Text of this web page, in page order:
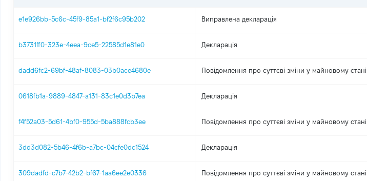
e1e926bb-5c6c-45f9-85a1-bf2f6c95b202 Виправлена декларація
b3731ff0-323e-4eea-9ce5-22585d1e81e0 Декларація
dadd6fc2-69bf-48af-8083-03b0ace4680e Повідомлення про суттєві зміни y майновому стані
0618fb1a-9889-4847-a131-83c1e0d3b7ea Декларація
f4f52a03-5d61-4bf0-955d-5ba888fcb3ee Повідомлення про суттєві зміни y майновому стані
3dd3d082-5b46-4f6b-a7bc-04cfe0dc1524 Декларація
309dadfd-c7b7-42b2-bf67-1aa6ee2e0336 Повідомлення про суттєві зміни y майновому стані